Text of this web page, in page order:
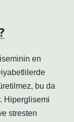
en
bu da
Hiperglisemi
stresten